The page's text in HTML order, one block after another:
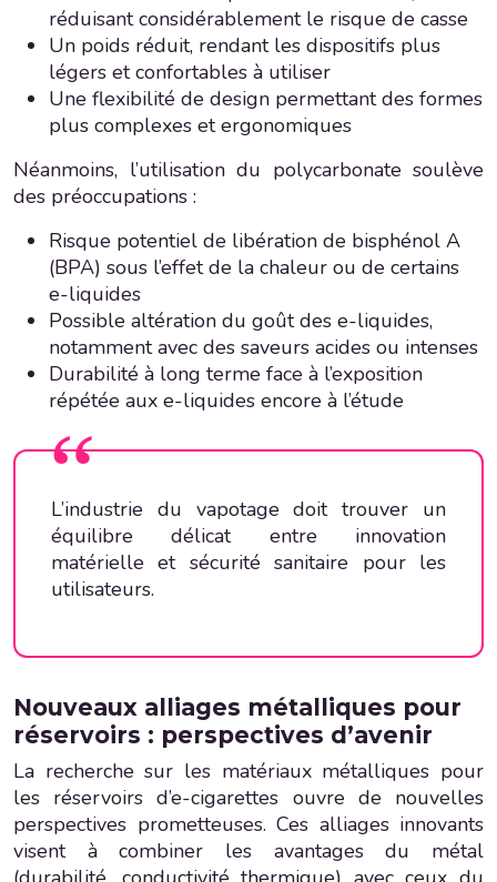
réduisant considérablement le risque de casse
Un poids réduit, rendant les dispositifs plus
légers et confortables à utiliser
Une flexibilité de design permettant des formes
plus complexes et ergonomiques
Néanmoins, l’utilisation du polycarbonate soulève
des préoccupations :
Risque potentiel de libération de bisphénol A
(BPA) sous l’effet de la chaleur ou de certains
e-liquides
Possible altération du goût des e-liquides,
notamment avec des saveurs acides ou intenses
Durabilité à long terme face à l’exposition
répétée aux e-liquides encore à l’étude
L’industrie du vapotage doit trouver un
équilibre délicat entre innovation
matérielle et sécurité sanitaire pour les
utilisateurs.
Nouveaux alliages métalliques pour
réservoirs : perspectives d’avenir
La recherche sur les matériaux métalliques pour
les réservoirs d’e-cigarettes ouvre de nouvelles
perspectives prometteuses. Ces alliages innovants
visent à combiner les avantages du métal